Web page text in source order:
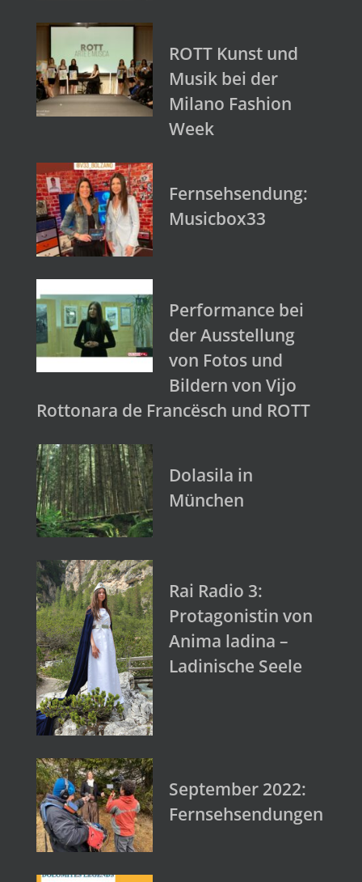
ROTT Kunst und
Musik bei der
Milano Fashion
Week
Fernsehsendung:
Musicbox33
Performance bei
der Ausstellung
von Fotos und
Bildern von Vijo
Rottonara de Francësch und ROTT
Dolasila in
München
Rai Radio 3:
Protagonistin von
Anima ladina –
Ladinische Seele
September 2022:
Fernsehsendungen